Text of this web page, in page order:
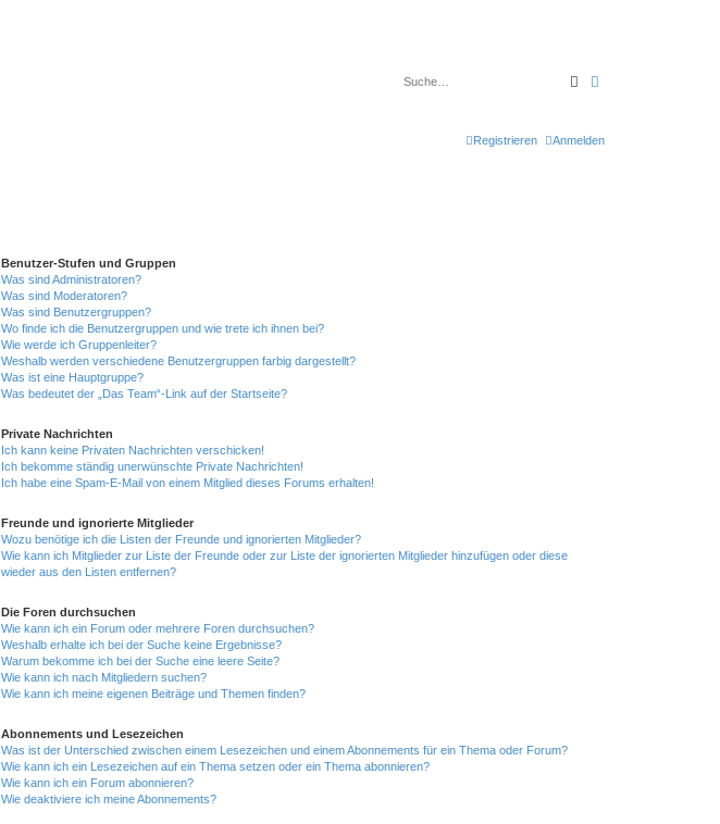
Suche
Anmelden
Registrieren
Benutzer-Stufen und Gruppen
Was sind Administratoren?
Was sind Moderatoren?
Was sind Benutzergruppen?
Wo finde ich die Benutzergruppen und wie trete ich ihnen bei?
Wie werde ich Gruppenleiter?
Weshalb werden verschiedene Benutzergruppen farbig dargestellt?
Was ist eine Hauptgruppe?
Was bedeutet der „Das Team“-Link auf der Startseite?
Private Nachrichten
Ich kann keine Privaten Nachrichten verschicken!
Ich bekomme ständig unerwünschte Private Nachrichten!
Ich habe eine Spam-E-Mail von einem Mitglied dieses Forums erhalten!
Freunde und ignorierte Mitglieder
Wozu benötige ich die Listen der Freunde und ignorierten Mitglieder?
Wie kann ich Mitglieder zur Liste der Freunde oder zur Liste der ignorierten Mitglieder hinzufügen oder diese
wieder aus den Listen entfernen?
Die Foren durchsuchen
Wie kann ich ein Forum oder mehrere Foren durchsuchen?
Weshalb erhalte ich bei der Suche keine Ergebnisse?
Warum bekomme ich bei der Suche eine leere Seite?
Wie kann ich nach Mitgliedern suchen?
Wie kann ich meine eigenen Beiträge und Themen finden?
Abonnements und Lesezeichen
Was ist der Unterschied zwischen einem Lesezeichen und einem Abonnements für ein Thema oder Forum?
Wie kann ich ein Lesezeichen auf ein Thema setzen oder ein Thema abonnieren?
Wie kann ich ein Forum abonnieren?
Wie deaktiviere ich meine Abonnements?